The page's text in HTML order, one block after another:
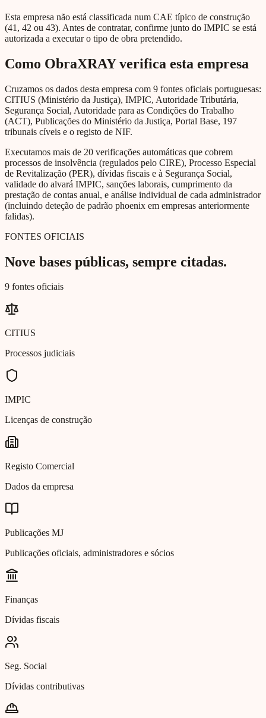
Esta empresa não está classificada num CAE típico de construção
(41, 42 ou 43). Antes de contratar, confirme junto do IMPIC se está
autorizada a executar o tipo de obra pretendido.
Como ObraXRAY verifica esta empresa
Cruzamos os dados desta empresa com 9 fontes oficiais portuguesas:
CITIUS (Ministério da Justiça), IMPIC, Autoridade Tributária,
Segurança Social, Autoridade para as Condições do Trabalho
(ACT), Publicações do Ministério da Justiça, Portal Base, 197
tribunais cíveis e o registo de NIF.
Executamos mais de 20 verificações automáticas que cobrem
processos de insolvência (regulados pelo CIRE), Processo Especial
de Revitalização (PER), dívidas fiscais e à Segurança Social,
validade do alvará IMPIC, sanções laborais, cumprimento da
prestação de contas anual, e análise individual de cada administrador
(incluindo deteção de padrão phoenix em empresas anteriormente
falidas).
FONTES OFICIAIS
Nove bases públicas, sempre citadas.
9 fontes oficiais
CITIUS
Processos judiciais
IMPIC
Licenças de construção
Registo Comercial
Dados da empresa
Publicações MJ
Publicações oficiais, administradores e sócios
Finanças
Dívidas fiscais
Seg. Social
Dívidas contributivas